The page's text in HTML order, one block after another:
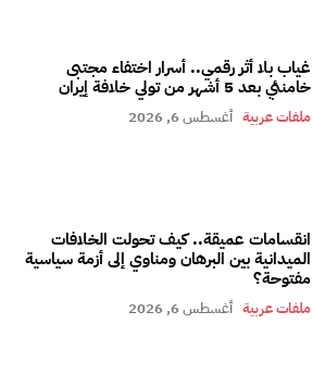
غياب بلا أثر رقمي.. أسرار اختفاء مجتبى
خامنئي بعد 5 أشهر من تولي خلافة إيران
ملفات عربية أغسطس 6, 2026
انقسامات عميقة.. كيف تحولت الخلافات
الميدانية بين البرهان ومناوي إلى أزمة سياسية
مفتوحة؟
ملفات عربية أغسطس 6, 2026